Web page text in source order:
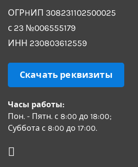
ОГРHИП 308231102500025
с 23 №006555179
ИНН 230803612559
Скачать реквизиты
Часы работы:
Пон. - Пятн. с 8:00 до 18:00;
Суббота с 8:00 до 17:00.